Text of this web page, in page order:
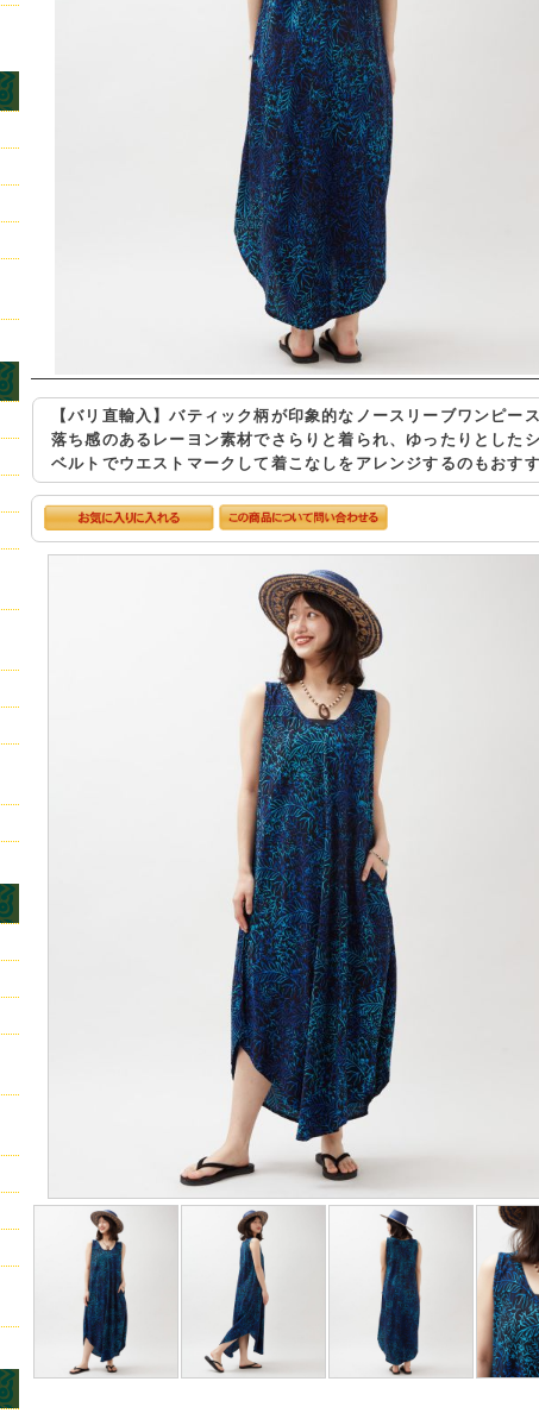
【バリ直輸入】バティック柄が印象的なノースリーブワンピース
落ち感のあるレーヨン素材でさらりと着られ、ゆったりとした
ベルトでウエストマークして着こなしをアレンジするのもおすす